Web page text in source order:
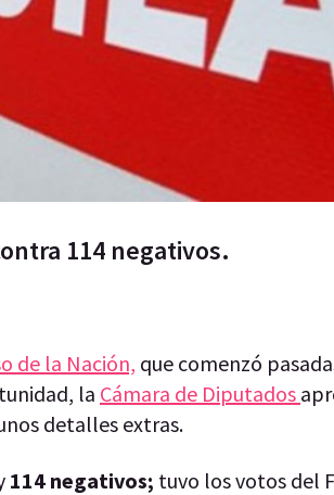
114 negativos.
de la Nación, que comenzó
la Cámara de Diputados
detalles extras.
114 negativos; tuvo los votos del